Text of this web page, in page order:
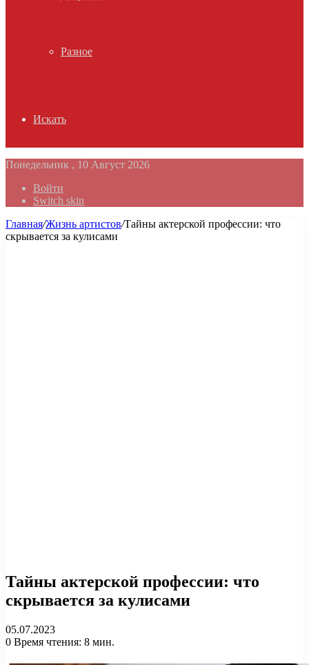
Разное
Искать
Понедельник , 10 Август 2026
Войти
Switch skin
Главная/Жизнь артистов/Тайны актерской профессии: что
скрывается за кулисами
Тайны актерской профессии: что
скрывается за кулисами
05.07.2023
0 Время чтения: 8 мин.